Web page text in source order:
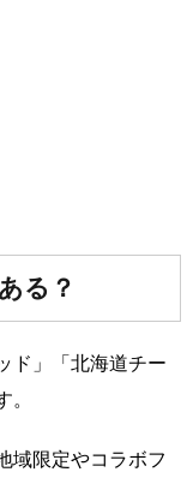
る？
ド」「北海道チー
。
域限定やコラボフ